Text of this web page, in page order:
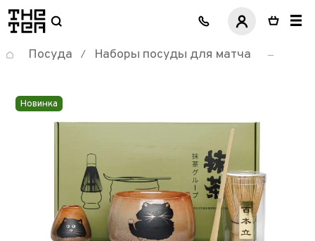
логотип
Посуда / Наборы посуды для матча
Новинка